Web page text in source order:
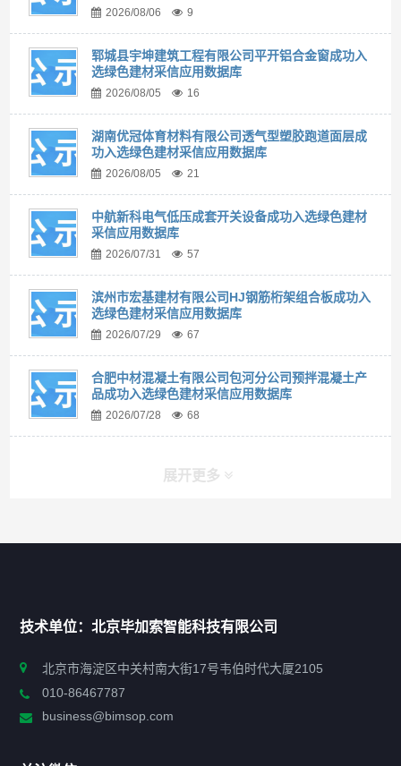
2026/08/06 9
郓城县宇坤建筑工程有限公司平开铝合金窗成功入
选绿色建材采信应用数据库
2026/08/05 16
湖南优冠体育材料有限公司透气型塑胶跑道面层成
功入选绿色建材采信应用数据库
2026/08/05 21
中航新科电气低压成套开关设备成功入选绿色建材
采信应用数据库
2026/07/31 57
滨州市宏基建材有限公司HJ钢筋桁架组合板成功入
选绿色建材采信应用数据库
2026/07/29 67
合肥中材混凝土有限公司包河分公司预拌混凝土产
品成功入选绿色建材采信应用数据库
2026/07/28 68
展开更多
政策法规
技术单位：北京毕加索智能科技有限公司
北京市海淀区中关村南大街17号韦伯时代大厦2105
010-86467787
business@bimsop.com